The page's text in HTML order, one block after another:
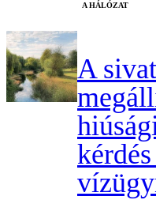
A HÁLÓZAT
A